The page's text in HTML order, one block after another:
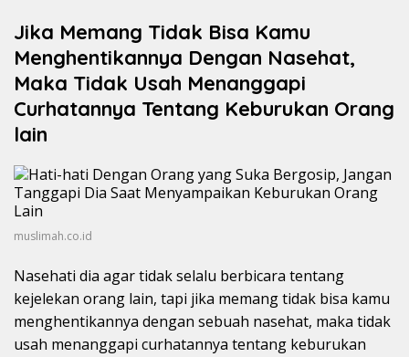
Jika Memang Tidak Bisa Kamu
Menghentikannya Dengan Nasehat,
Maka Tidak Usah Menanggapi
Curhatannya Tentang Keburukan Orang
lain
muslimah.co.id
Nasehati dia agar tidak selalu berbicara tentang
kejelekan orang lain, tapi jika memang tidak bisa kamu
menghentikannya dengan sebuah nasehat, maka tidak
usah menanggapi curhatannya tentang keburukan